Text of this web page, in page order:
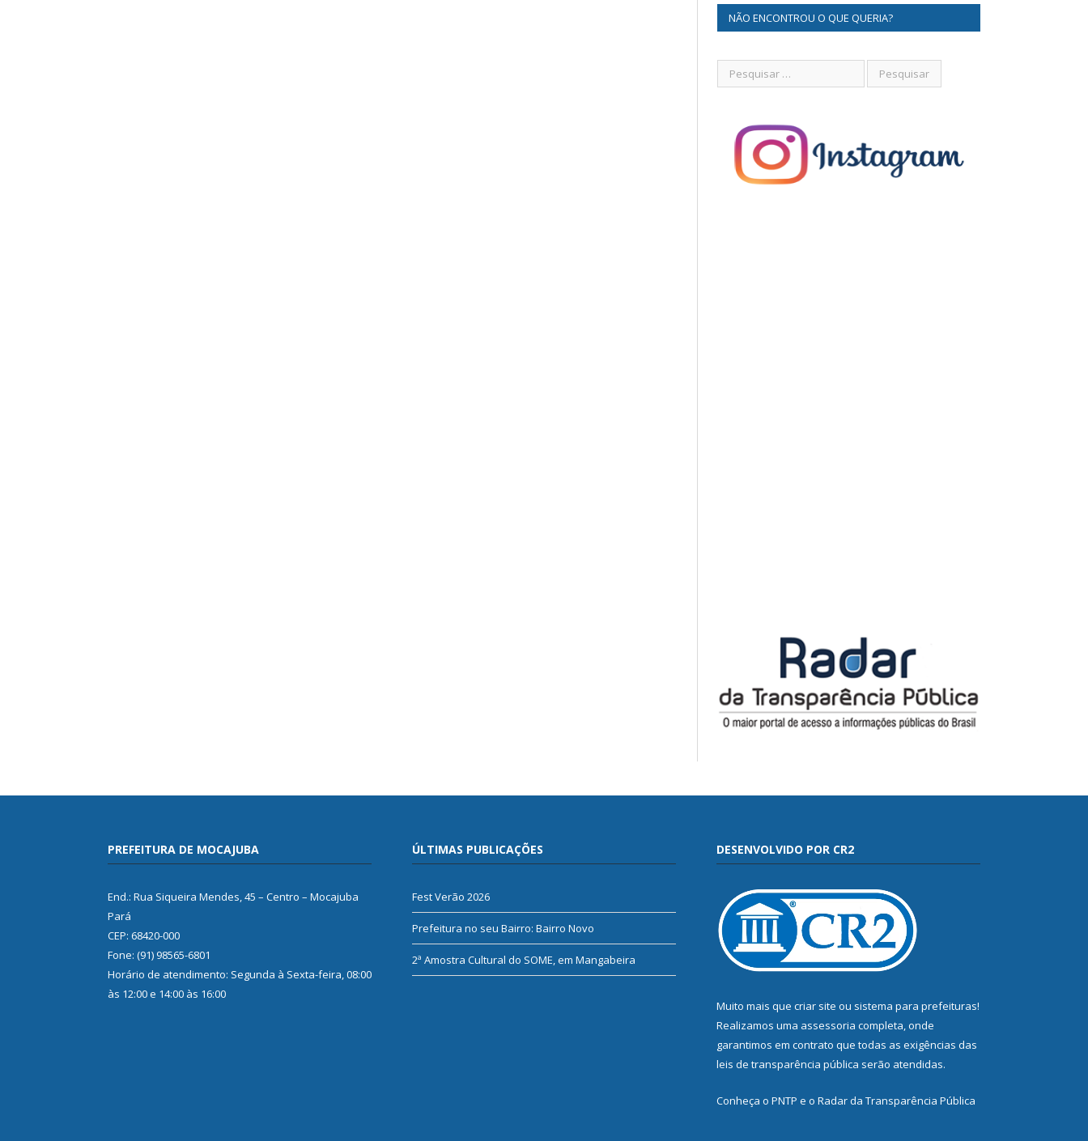
NÃO ENCONTROU O QUE QUERIA?
PREFEITURA DE MOCAJUBA
End.: Rua Siqueira Mendes, 45 – Centro – Mocajuba
Pará
CEP: 68420-000
Fone: (91) 98565-6801
Horário de atendimento: Segunda à Sexta-feira, 08:00
às 12:00 e 14:00 às 16:00
ÚLTIMAS PUBLICAÇÕES
Fest Verão 2026
Prefeitura no seu Bairro: Bairro Novo
2ª Amostra Cultural do SOME, em Mangabeira
DESENVOLVIDO POR CR2
Muito mais que criar site ou sistema para prefeituras!
Realizamos uma assessoria completa, onde
garantimos em contrato que todas as exigências das
leis de transparência pública serão atendidas.
Conheça o PNTP e o Radar da Transparência Pública